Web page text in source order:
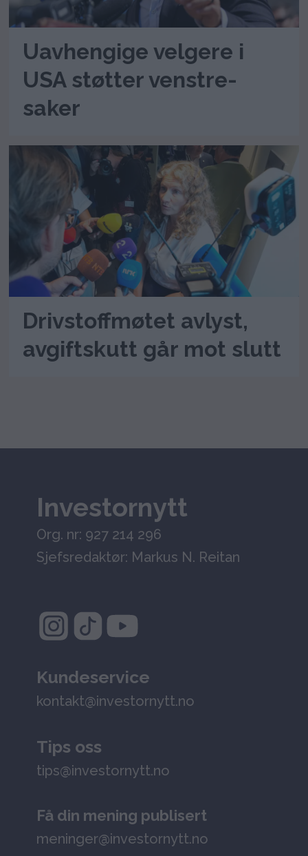
Uavhengige velgere i
USA støtter venstre-
saker
Drivstoffmøtet avlyst,
avgiftskutt går mot slutt
Investornytt
Org. nr: 927 214 296
Sjefsredaktør: Markus N. Reitan
Kundeservice
kontakt@investornytt.no
Tips oss
tips@investornytt.no
Få din mening publisert
meninger@investornytt.no